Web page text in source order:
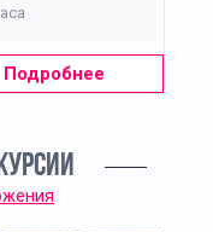
Подробнее